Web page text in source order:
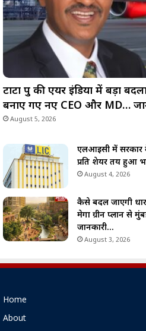
टाटा ग्रुप की एयर इंडिया में बड़ा
बनाए गए नए CEO और MD…
August 5, 2026
एलआईसी में सरकार
प्रति शेयर तय हुआ
August 4, 2026
कैसे बदल जाएगी
मेगा ग्रीन प्लान से
जानकारी…
August 3, 2026
Home
About